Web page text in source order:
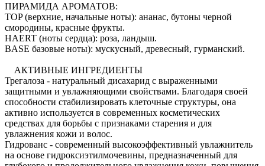
ПИРАМИДА АРОМАТОВ:
TOP (верхние, начальные ноты): ананас, бутоны черной
смородины, красные фрукты.
HAERT (ноты сердца): роза, ландыш.
BASE базовые ноты): мускусный, древесный, гурманский.
АКТИВНЫЕ ИНГРЕДИЕНТЫ
Трегалоза - натуральный дисахарид с выраженными
защитными и увлажняющими свойствами. Благодаря своей
способности стабилизировать клеточные структуры, она
активно используется в современных косметических
средствах для борьбы с признаками старения и для
увлажнения кожи и волос.
Гидрованс - современный высокоэффективный увлажнитель
на основе гидроксиэтилмочевины, предназначенный для